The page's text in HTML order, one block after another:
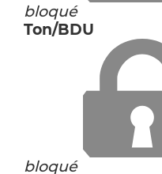
bloqué
Ton/BDU
bloqué